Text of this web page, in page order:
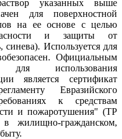
указанных выше
для поверхностной
на ее основе с целью
и защиты от
Используется для
Официальным
для использования
является сертификат
Евразийского
к средствам
и пожаротушения" (ТР
жилищно-гражданском,